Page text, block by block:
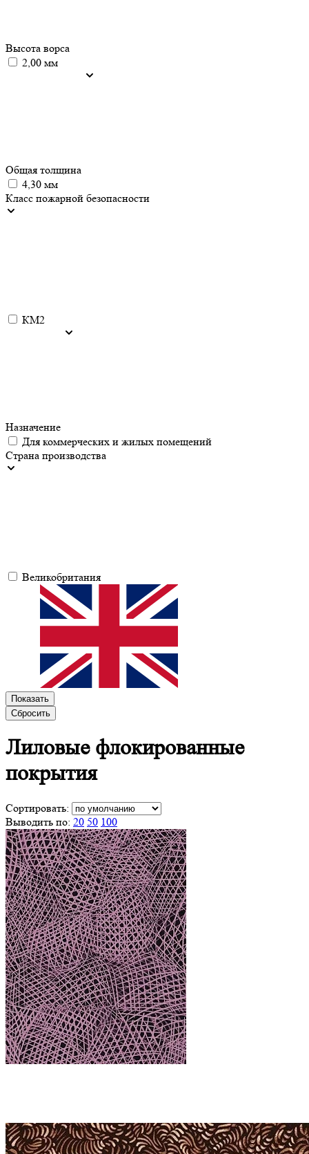
Высота ворса
2,00 мм
Общая толщина
4,30 мм
Класс пожарной безопасности
КМ2
Назначение
Для коммерческих и жилых помещений
Страна производства
Великобритания
Показать
Сбросить
Лиловые флокированные
покрытия
Сортировать:
Выводить по: 20 50 100